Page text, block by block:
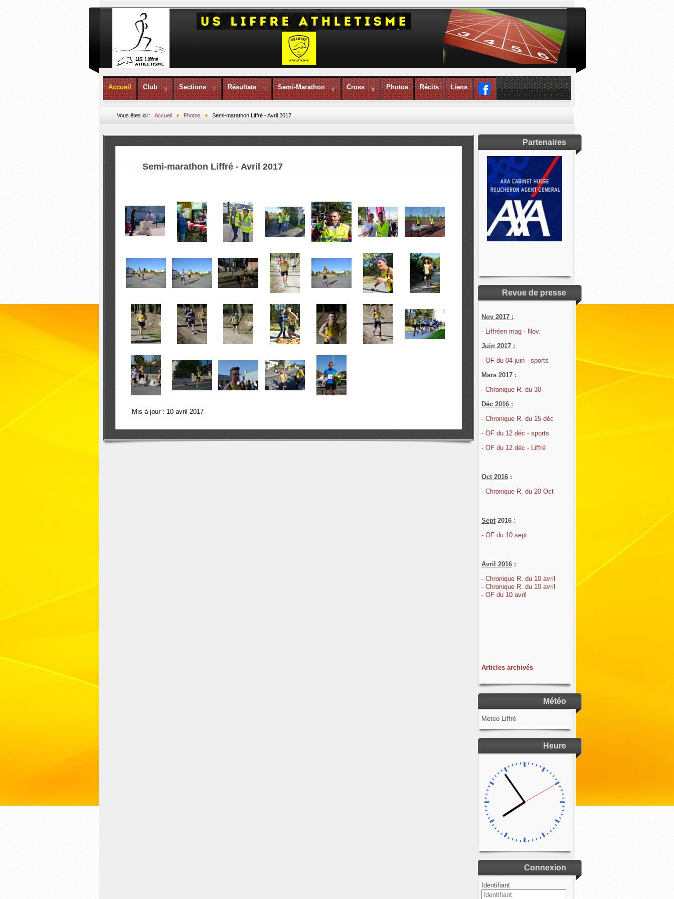
Accueil Club Sections Résultats Semi-Marathon Cross Photos Récits Liens
Vous êtes ici :Accueil Photos Semi-marathon Liffré - Avril 2017
Semi-marathon Liffré - Avril 2017
Mis à jour : 10 avril 2017
Partenaires
Revue de presse
Nov 2017 :
- Liffréen mag - Nov.
Juin 2017 :
- OF du 04 juin - sports
Mars 2017 :
- Chronique R. du 30
Déc 2016 :
- Chronique R. du 15 déc
- OF du 12 déc - sports
- OF du 12 déc - Liffré
Oct 2016 :
- Chronique R. du 20 Oct
Sept2016 :
- OF du 10 sept
Avril2016 :
- Chronique R. du 10 avril
- Chronique R. du 10 avril
- OF du 10 avril
Articles archivés
Météo
Meteo Liffré
Heure
Connexion
Identifiant